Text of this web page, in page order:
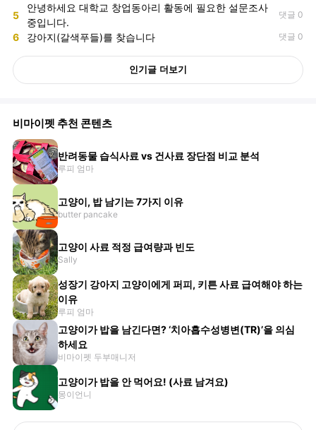
5
안녕하세요 대학교 창업동아리 활동에 필요한 설문조사
중입니다.
댓글 0
6 강아지(갈색푸들)를 찾습니다 댓글 0
인기글 더보기
비마이펫 추천 콘텐츠
반려동물 습식사료 vs 건사료 장단점 비교 분석
루피 엄마
고양이, 밥 남기는 7가지 이유
butter pancake
고양이 사료 적정 급여량과 빈도
Sally
성장기 강아지 고양이에게 퍼피, 키튼 사료 급여해야 하는
이유
루피 엄마
고양이가 밥을 남긴다면? ‘치아흡수성병변(TR)’을 의심
하세요
비마이펫 두부매니저
고양이가 밥을 안 먹어요! (사료 남겨요)
몽이언니